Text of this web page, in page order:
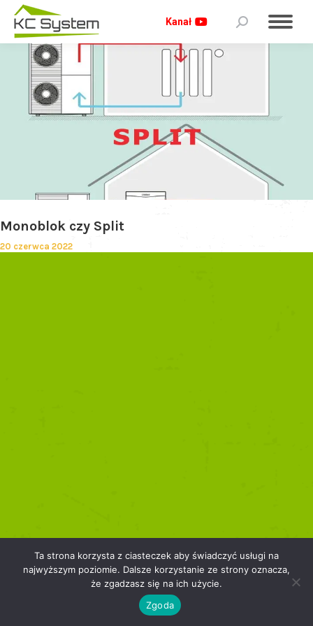
Kanał
Monoblok czy Split
20 czerwca 2022
Ta strona korzysta z ciasteczek aby świadczyć usługi na
najwyższym poziomie. Dalsze korzystanie ze strony oznacza,
że zgadzasz się na ich użycie.
Zgoda